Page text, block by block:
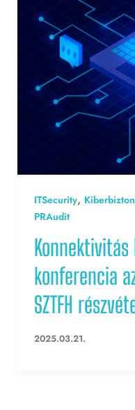
ITSecurity,
PRAudit
konferencia
SZTFH
2025.03.21.